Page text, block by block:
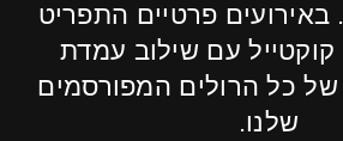
באירועים פרטיים התפריט
קוקטייל עם שילוב עמדת
כל הרולים המפורסמים
שלנו.